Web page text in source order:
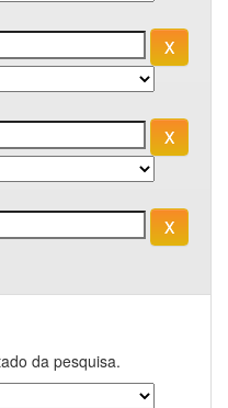
da pesquisa.